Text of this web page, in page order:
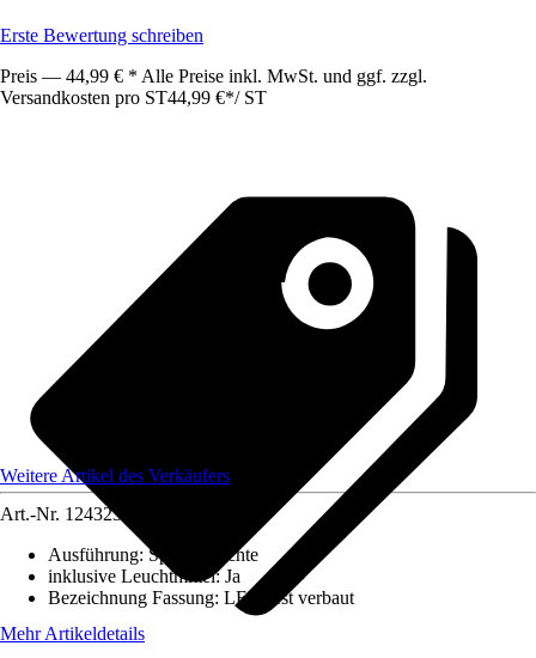
Erste Bewertung schreiben
Preis — 44,99 € * Alle Preise inkl. MwSt. und ggf. zzgl.
Versandkosten pro ST44,99 €*/ ST
Weitere Artikel des Verkäufers
Art.-Nr. 12432316
Ausführung:Spiegelleuchte
inklusive Leuchtmittel:Ja
Bezeichnung Fassung: LED fest verbaut
Mehr Artikeldetails